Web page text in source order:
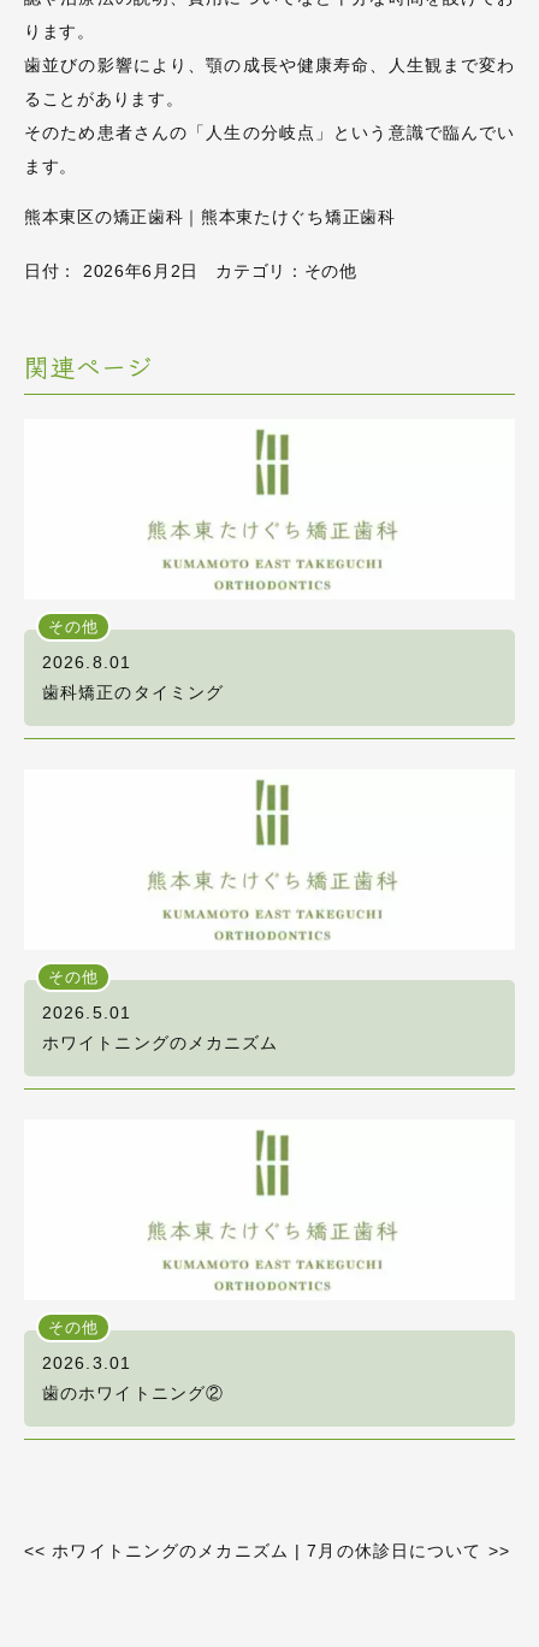
ります。
歯並びの影響により、顎の成長や健康寿命、人生観まで変わ
ることがあります。
そのため患者さんの「人生の分岐点」という意識で臨んでい
ます。
熊本東区の矯正歯科｜熊本東たけぐち矯正歯科
日付： 2026年6月2日 カテゴリ： その他
関連ページ
その他
2026.8.01
歯科矯正のタイミング
その他
2026.5.01
ホワイトニングのメカニズム
その他
2026.3.01
歯のホワイトニング②
<< ホワイトニングのメカニズム |7月の休診日について >>